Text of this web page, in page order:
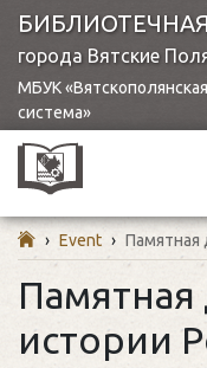
города Вятские
МБУК
система»
› Event › Памятная
Памятная
истории